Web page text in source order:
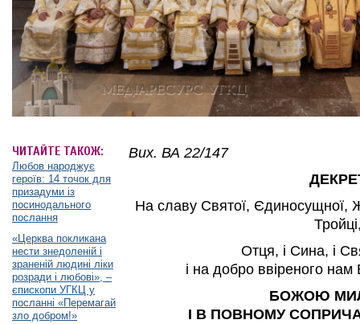
ЧИТАЙТЕ ТАКОЖ:
Любов народжує
героїв: 14 точок для
призадуми із
посинодального
послання
«Церква покликана
нести знедоленій і
зраненій людині ліки
розради і любові», –
єпископи УГКЦ у
посланні «Перемагай
зло добром!»
Вих. ВА 22/147
На славу Святої, Єдиносущної,
Отця, і Сина, і
і на добро ввіреного
БОЖОЮ
І В ПОВНОМУ